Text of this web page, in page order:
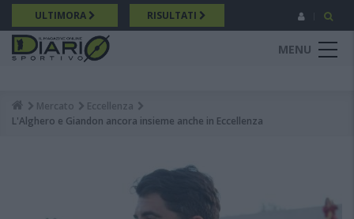
Salta
al
contenuto
principale
ULTIMORA RISULTATI
MENU
Breadcrumb
Mercato
Eccellenza
L'Alghero e Giandon ancora insieme anche in Eccellenza